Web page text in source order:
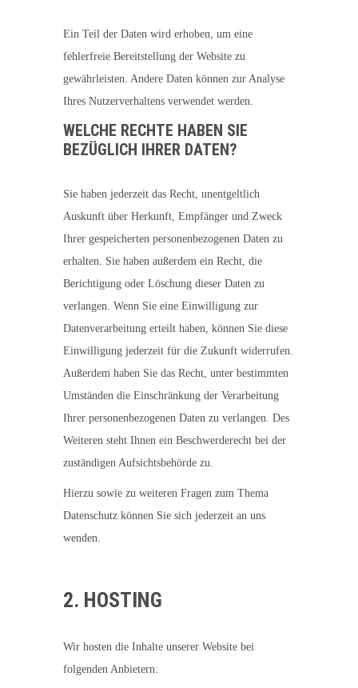
Ein Teil der Daten wird erhoben, um eine
fehlerfreie Bereitstellung der Website zu
gewährleisten. Andere Daten können zur Analyse
Ihres Nutzerverhaltens verwendet werden.
WELCHE RECHTE HABEN SIE
BEZÜGLICH IHRER DATEN?
Sie haben jederzeit das Recht, unentgeltlich
Auskunft über Herkunft, Empfänger und Zweck
Ihrer gespeicherten personenbezogenen Daten zu
erhalten. Sie haben außerdem ein Recht, die
Berichtigung oder Löschung dieser Daten zu
verlangen. Wenn Sie eine Einwilligung zur
Datenverarbeitung erteilt haben, können Sie diese
Einwilligung jederzeit für die Zukunft widerrufen.
Außerdem haben Sie das Recht, unter bestimmten
Umständen die Einschränkung der Verarbeitung
Ihrer personenbezogenen Daten zu verlangen. Des
Weiteren steht Ihnen ein Beschwerderecht bei der
zuständigen Aufsichtsbehörde zu.
Hierzu sowie zu weiteren Fragen zum Thema
Datenschutz können Sie sich jederzeit an uns
wenden.
2. HOSTING
Wir hosten die Inhalte unserer Website bei
folgenden Anbietern: